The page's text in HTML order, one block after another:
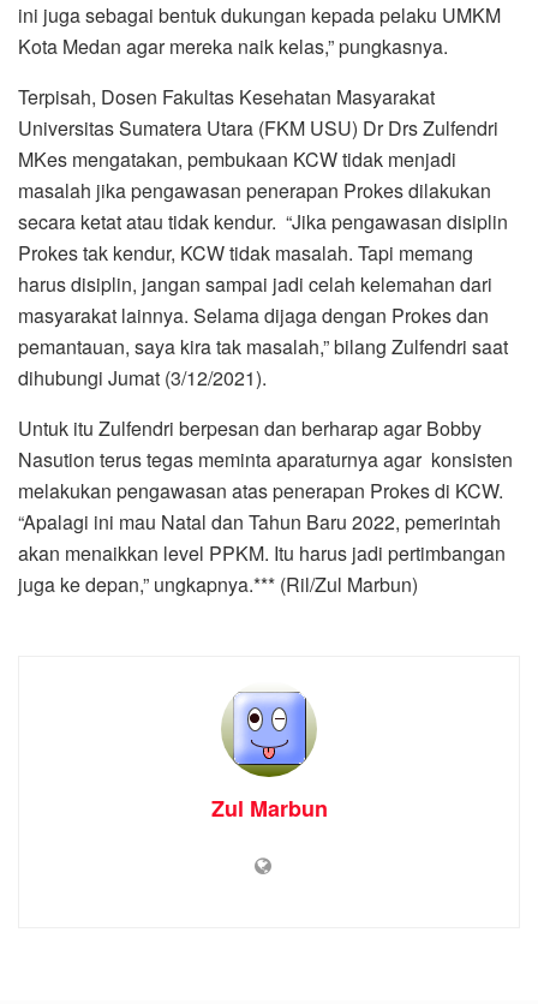
ini juga sebagai bentuk dukungan kepada pelaku UMKM
Kota Medan agar mereka naik kelas,” pungkasnya.
Terpisah, Dosen Fakultas Kesehatan Masyarakat
Universitas Sumatera Utara (FKM USU) Dr Drs Zulfendri
MKes mengatakan, pembukaan KCW tidak menjadi
masalah jika pengawasan penerapan Prokes dilakukan
secara ketat atau tidak kendur. “Jika pengawasan disiplin
Prokes tak kendur, KCW tidak masalah. Tapi memang
harus disiplin, jangan sampai jadi celah kelemahan dari
masyarakat lainnya. Selama dijaga dengan Prokes dan
pemantauan, saya kira tak masalah,” bilang Zulfendri saat
dihubungi Jumat (3/12/2021).
Untuk itu Zulfendri berpesan dan berharap agar Bobby
Nasution terus tegas meminta aparaturnya agar konsisten
melakukan pengawasan atas penerapan Prokes di KCW.
“Apalagi ini mau Natal dan Tahun Baru 2022, pemerintah
akan menaikkan level PPKM. Itu harus jadi pertimbangan
juga ke depan,” ungkapnya.*** (Ril/Zul Marbun)
Zul Marbun